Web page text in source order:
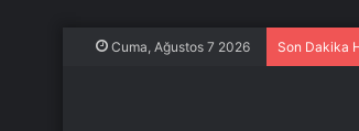
Cuma, Ağustos 7 2026 Son Dakika